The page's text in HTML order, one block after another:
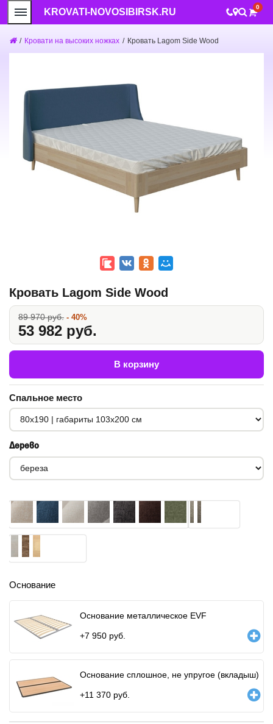
KROVATI-NOVOSIBIRSK.RU 0
/ Кровати на высоких ножках / Кровать Lagom Side Wood
Кровать Lagom Side Wood
89 970 руб. - 40%
53 982 руб.
В корзину
Спальное место
Дерево
Основание
Основание металлическое EVF
+7 950 руб.
Основание сплошное, не упругое (вкладыш)
+11 370 руб.